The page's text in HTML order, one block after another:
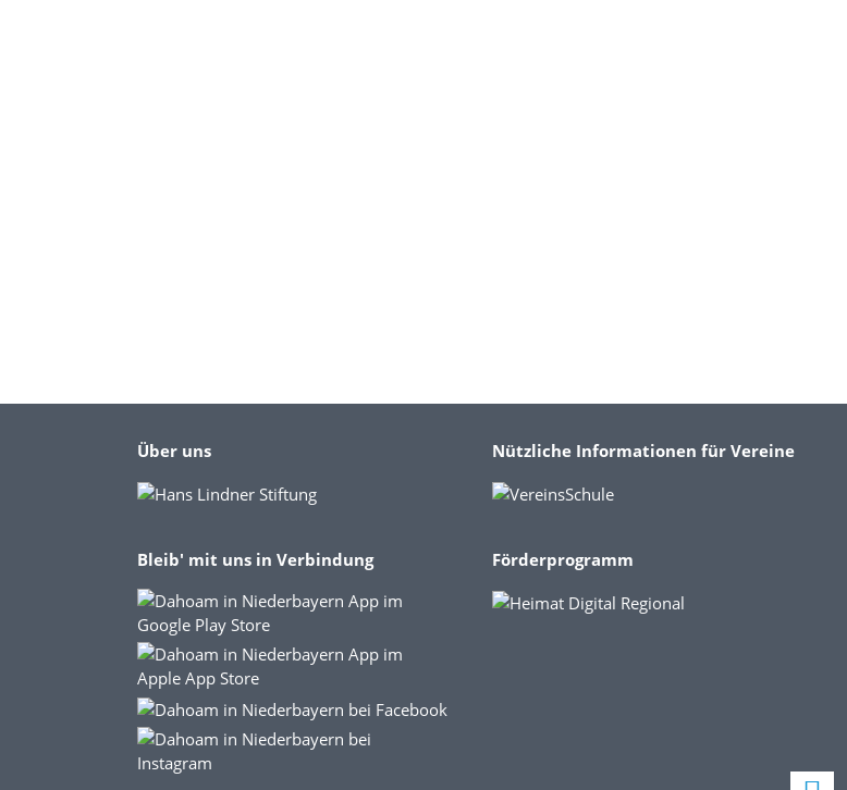
Über uns
Bleib' mit uns in Verbindung
Nützliche Informationen für Vereine
Förderprogramm